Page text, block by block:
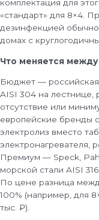
комплектация для
«стандарт» для 8×4.
дезинфекцией обычно
домах с
Что меняется
Бюджет — российская
AISI 304 на лестнице,
отсутствие или
европейские бренды
электролиз вместо
электронагревателя,
Премиум — Speck,
морской стали AISI
По цене разница
100% (например, для
тыс. ₽).